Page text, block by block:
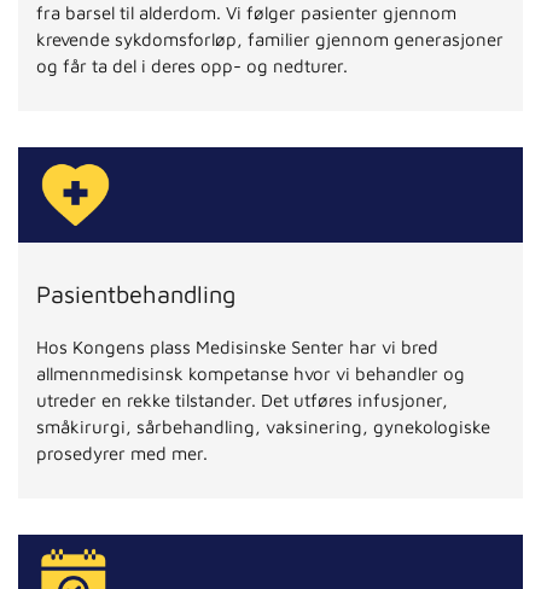
fra barsel til alderdom. Vi følger pasienter gjennom
krevende sykdomsforløp, familier gjennom generasjoner
og får ta del i deres opp- og nedturer.
Pasientbehandling
Hos Kongens plass Medisinske Senter har vi bred
allmennmedisinsk kompetanse hvor vi behandler og
utreder en rekke tilstander. Det utføres infusjoner,
småkirurgi, sårbehandling, vaksinering, gynekologiske
prosedyrer med mer.